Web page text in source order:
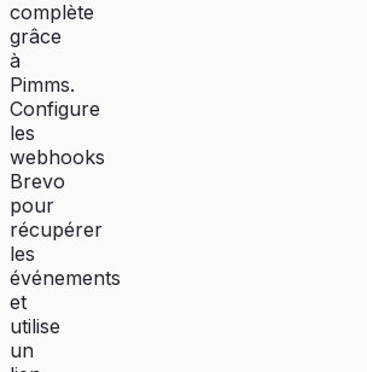
complète
grâce
à
Pimms.
Configure
les
webhooks
Brevo
pour
récupérer
les
événements
et
utilise
un